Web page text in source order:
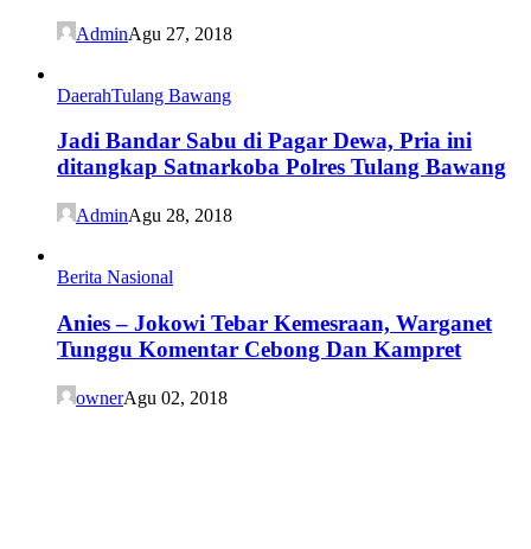
AdminAgu 27, 2018
DaerahTulang Bawang
Jadi Bandar Sabu di Pagar Dewa, Pria ini
ditangkap Satnarkoba Polres Tulang Bawang
AdminAgu 28, 2018
Berita Nasional
Anies – Jokowi Tebar Kemesraan, Warganet
Tunggu Komentar Cebong Dan Kampret
ownerAgu 02, 2018